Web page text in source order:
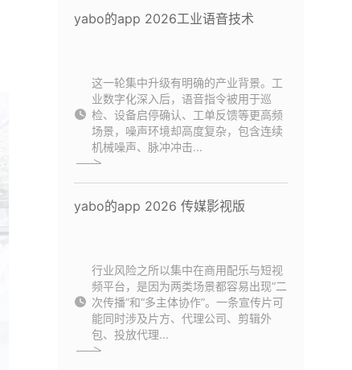
yabo的app 2026工业语音技术
这一轮集中升级有明确的产业背景。工
业数字化深入后，语音指令被用于巡
检、设备启停确认、工单反馈等更高频
场景，噪声环境却高度复杂，包含连续
机械噪声、脉冲冲击...
yabo的app 2026 传媒影视版
行业风险之所以集中在商用配乐与短视
频平台，是因为两类场景都容易出现“二
次传播”和“多主体协作”。一条宣传片可
能同时涉及片方、代理公司、剪辑外
包、投放代理...